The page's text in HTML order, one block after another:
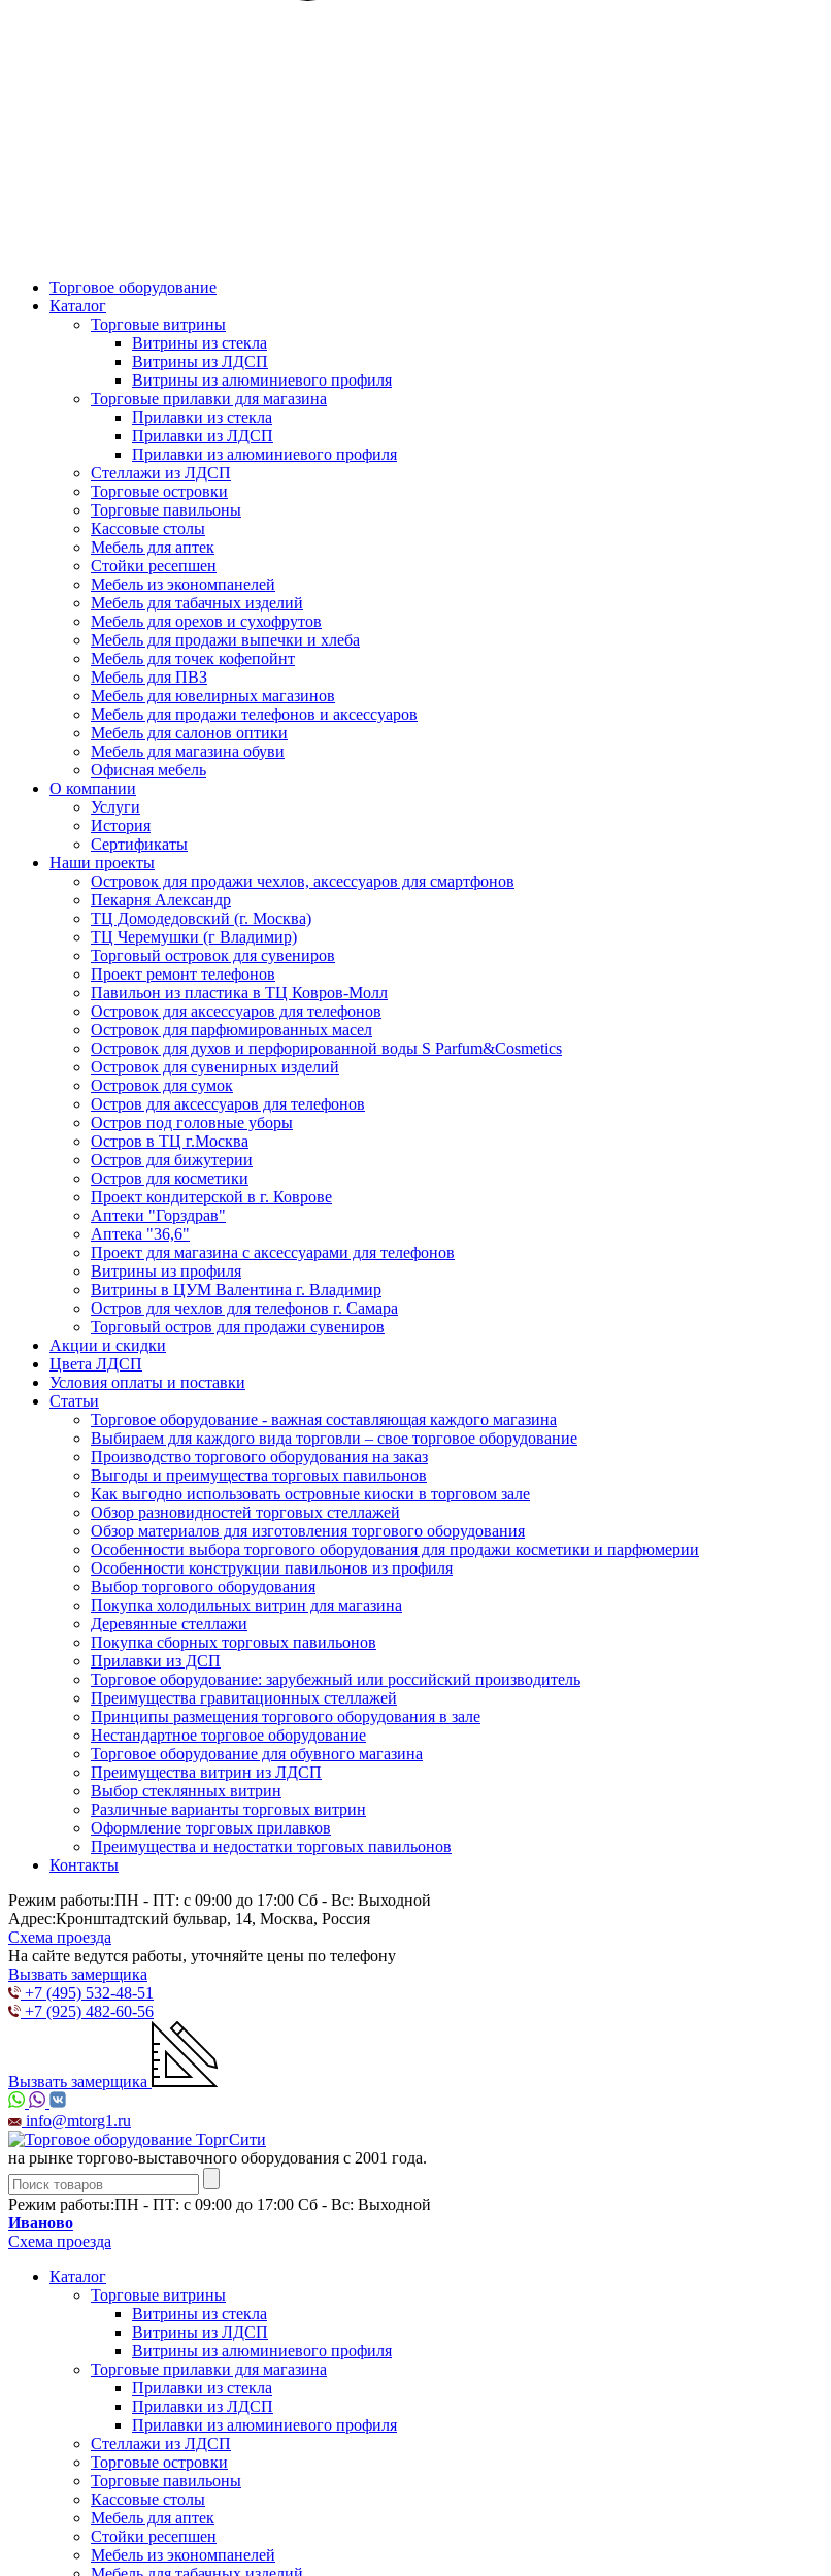
Торговое оборудование
Каталог
Торговые витрины
Витрины из cтекла
Витрины из ЛДСП
Витрины из алюминиевого профиля
Торговые прилавки для магазина
Прилавки из стекла
Прилавки из ЛДСП
Прилавки из алюминиевого профиля
Стеллажи из ЛДСП
Торговые островки
Торговые павильоны
Кассовые столы
Мебель для аптек
Стойки ресепшен
Мебель из экономпанелей
Мебель для табачных изделий
Мебель для орехов и сухофрутов
Мебель для продажи выпечки и хлеба
Мебель для точек кофепойнт
Мебель для ПВЗ
Мебель для ювелирных магазинов
Мебель для продажи телефонов и аксессуаров
Мебель для салонов оптики
Мебель для магазина обуви
Офисная мебель
О компании
Услуги
История
Сертификаты
Наши проекты
Островок для продажи чехлов, аксессуаров для смартфонов
Пекарня Александр
ТЦ Домодедовский (г. Москва)
ТЦ Черемушки (г Владимир)
Торговый островок для сувениров
Проект ремонт телефонов
Павильон из пластика в ТЦ Ковров-Молл
Островок для аксессуаров для телефонов
Островок для парфюмированных масел
Островок для духов и перфорированной воды S Parfum&Cosmetics
Островок для сувенирных изделий
Островок для сумок
Остров для аксессуаров для телефонов
Остров под головные уборы
Остров в ТЦ г.Москва
Остров для бижутерии
Остров для косметики
Проект кондитерской в г. Коврове
Аптеки "Горздрав"
Аптека "36,6"
Проект для магазина с аксессуарами для телефонов
Витрины из профиля
Витрины в ЦУМ Валентина г. Владимир
Остров для чехлов для телефонов г. Самара
Торговый остров для продажи сувениров
Акции и скидки
Цвета ЛДСП
Условия оплаты и поставки
Статьи
Торговое оборудование - важная составляющая каждого магазина
Выбираем для каждого вида торговли – свое торговое оборудование
Производство торгового оборудования на заказ
Выгоды и преимущества торговых павильонов
Как выгодно использовать островные киоски в торговом зале
Обзор разновидностей торговых стеллажей
Обзор материалов для изготовления торгового оборудования
Особенности выбора торгового оборудования для продажи косметики и парфюмерии
Особенности конструкции павильонов из профиля
Выбор торгового оборудования
Покупка холодильных витрин для магазина
Деревянные стеллажи
Покупка сборных торговых павильонов
Прилавки из ДСП
Торговое оборудование: зарубежный или российский производитель
Преимущества гравитационных стеллажей
Принципы размещения торгового оборудования в зале
Нестандартное торговое оборудование
Торговое оборудование для обувного магазина
Преимущества витрин из ЛДСП
Выбор стеклянных витрин
Различные варианты торговых витрин
Оформление торговых прилавков
Преимущества и недостатки торговых павильонов
Контакты
Режим работы:ПН - ПТ: с 09:00 до 17:00 Сб - Вс: Выходной
Адрес:Кронштадтский бульвар, 14, Москва, Россия
Схема проезда
На сайте ведутся работы, уточняйте цены по телефону
Вызвать замерщика
+7 (495) 532-48-51
+7 (925) 482-60-56
Вызвать замерщика
info@mtorg1.ru
на рынке торгово-выставочного оборудования с 2001 года.
Режим работы:ПН - ПТ: с 09:00 до 17:00 Сб - Вс: Выходной
Иваново
Схема проезда
Каталог
Торговые витрины
Витрины из cтекла
Витрины из ЛДСП
Витрины из алюминиевого профиля
Торговые прилавки для магазина
Прилавки из стекла
Прилавки из ЛДСП
Прилавки из алюминиевого профиля
Стеллажи из ЛДСП
Торговые островки
Торговые павильоны
Кассовые столы
Мебель для аптек
Стойки ресепшен
Мебель из экономпанелей